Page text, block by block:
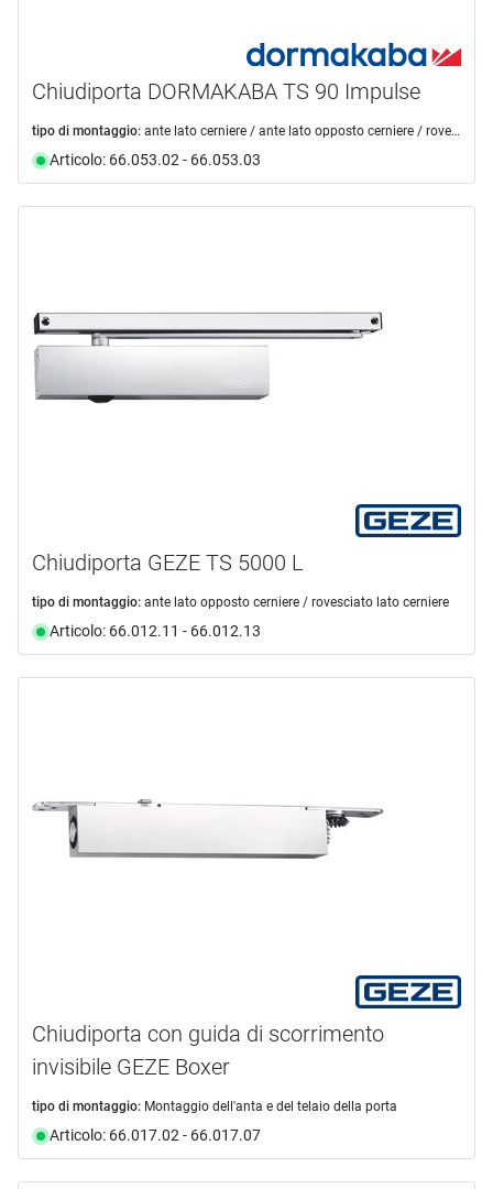
Chiudiporta DORMAKABA TS 90 Impulse
tipo di montaggio: ante lato cerniere / ante lato opposto cerniere / rovesciato lato cerniere / rovesciato lato opposto cerniere
Articolo: 66.053.02 - 66.053.03
Chiudiporta GEZE TS 5000 L
tipo di montaggio: ante lato opposto cerniere / rovesciato lato cerniere
Articolo: 66.012.11 - 66.012.13
Chiudiporta con guida di scorrimento
invisibile GEZE Boxer
tipo di montaggio: Montaggio dell'anta e del telaio della porta
Articolo: 66.017.02 - 66.017.07